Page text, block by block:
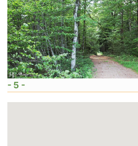
- 5 -